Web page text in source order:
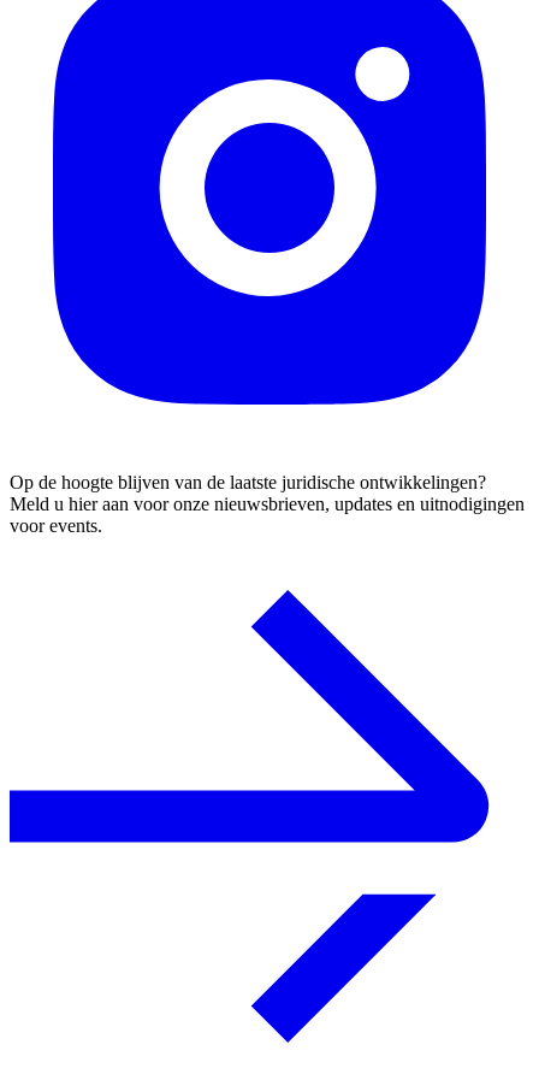
Op de hoogte blijven van de laatste juridische ontwikkelingen?
Meld u hier aan voor onze nieuwsbrieven, updates en uitnodigingen
voor events.